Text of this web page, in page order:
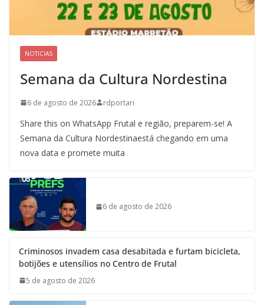
NOTICIAS
Semana da Cultura Nordestina
6 de agosto de 2026 rdportari
Share this on WhatsApp Frutal e região, preparem-se! A
Semana da Cultura Nordestinaestá chegando em uma
nova data e promete muita
6 de agosto de 2026
Criminosos invadem casa desabitada e furtam bicicleta,
botijões e utensílios no Centro de Frutal
5 de agosto de 2026